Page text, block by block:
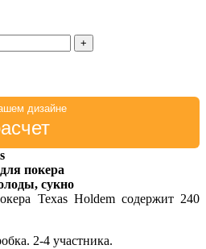
+
дизайне
покера
сукно
Texas Holdem содержит 240
2-4 участника.